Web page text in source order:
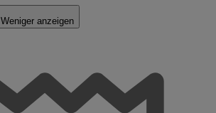
Weniger anzeigen